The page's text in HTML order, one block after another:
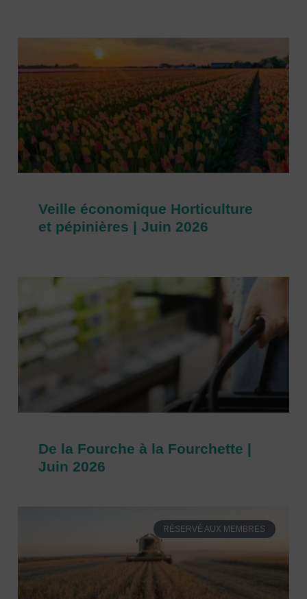
Veille économique Horticulture
et pépinières | Juin 2026
De la Fourche à la Fourchette |
Juin 2026
RÉSERVÉ AUX MEMBRES